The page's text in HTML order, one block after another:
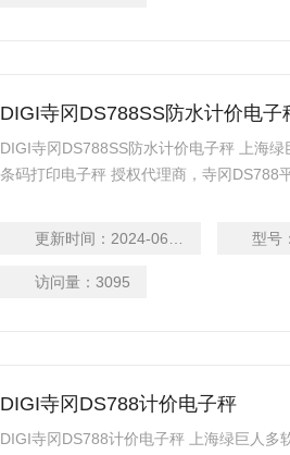
DIGI寺冈DS788SS防水计价电子
DIGI寺冈DS788SS防水计价电子秤 上海
条码打印电子秤 授权代理商，寺冈DS788
更新时间： 2024-06-13 型号：
访问量：3095
DIGI寺冈DS788计价电子秤
DIGI寺冈DS788计价电子秤 上海绿巨人多